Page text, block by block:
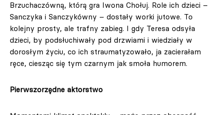
Brzuchaczówną, którą gra Iwona Chołuj. Role ich dzieci –
Sanczyka i Sanczykówny – dostały worki jutowe. To
kolejny prosty, ale trafny zabieg. I gdy Teresa odsyła
dzieci, by podsłuchiwały pod drzwiami i wiedziały w
dorosłym życiu, co ich straumatyzowało, ja zacierałam
ręce, ciesząc się tym czarnym jak smoła humorem.
Pierwszorzędne aktorstwo